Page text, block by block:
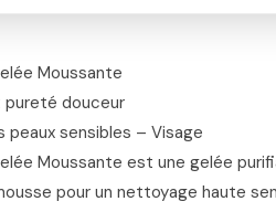
Moussante
douceur
peaux sensibles – Visage
Moussante est une gelée
pour un nettoyage haute